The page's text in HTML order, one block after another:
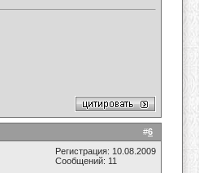
#6
Регистрация: 10.08.2009
Сообщений: 11